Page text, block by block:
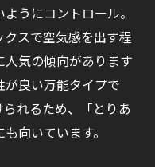
うにコントロール。
スで空気感を出す程
気の傾向があります
良い万能タイプで
れるため、「とりあ
向いています。